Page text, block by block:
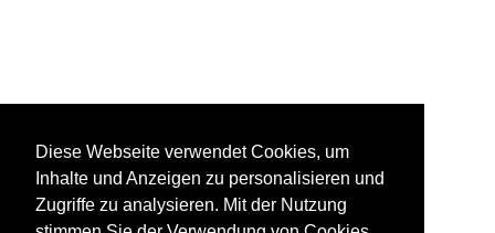
Diese Webseite verwendet Cookies, um
Inhalte und Anzeigen zu personalisieren und
Zugriffe zu analysieren. Mit der Nutzung